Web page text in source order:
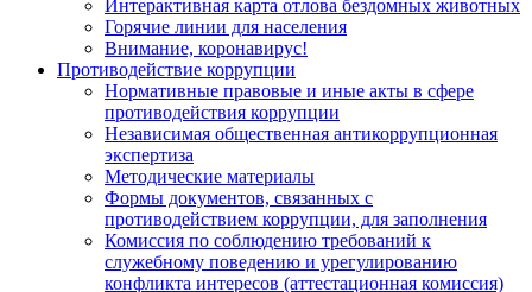
Интерактивная карта отлова бездомных животных
Горячие линии для населения
Внимание, коронавирус!
Противодействие коррупции
Нормативные правовые и иные акты в сфере
противодействия коррупции
Независимая общественная антикоррупционная
экспертиза
Методические материалы
Формы документов, связанных с
противодействием коррупции, для заполнения
Комиссия по соблюдению требований к
служебному поведению и урегулированию
конфликта интересов (аттестационная комиссия)